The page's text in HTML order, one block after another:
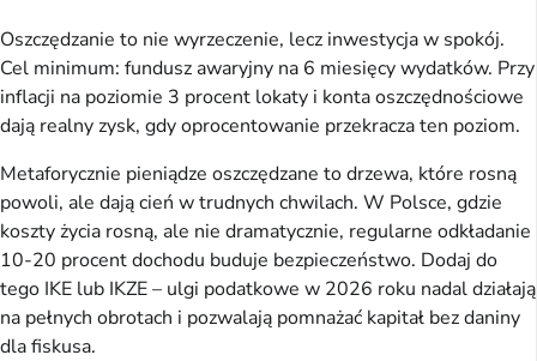
Oszczędzanie to nie wyrzeczenie, lecz inwestycja w spokój.
Cel minimum: fundusz awaryjny na 6 miesięcy wydatków. Przy
inflacji na poziomie 3 procent lokaty i konta oszczędnościowe
dają realny zysk, gdy oprocentowanie przekracza ten poziom.
Metaforycznie pieniądze oszczędzane to drzewa, które rosną
powoli, ale dają cień w trudnych chwilach. W Polsce, gdzie
koszty życia rosną, ale nie dramatycznie, regularne odkładanie
10-20 procent dochodu buduje bezpieczeństwo. Dodaj do
tego IKE lub IKZE – ulgi podatkowe w 2026 roku nadal działają
na pełnych obrotach i pozwalają pomnażać kapitał bez daniny
dla fiskusa.